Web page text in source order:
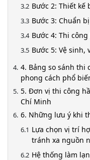
Bước 2: Thiết kế
Bước 3: Chuẩn
Bước 4: Thi
Bước 5: Vệ sinh,
4. Bảng so sánh thi
phong cách phổ
5. Đơn vị thi công
Chí Minh
6. Những lưu ý khi
Lựa chọn vị trí
tránh xa nguồn
Hệ thống làm